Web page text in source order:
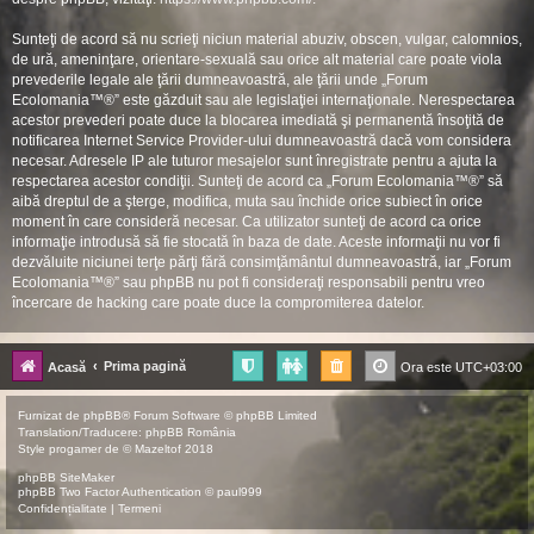
Sunteţi de acord să nu scrieţi niciun material abuziv, obscen, vulgar, calomnios,
de ură, ameninţare, orientare-sexuală sau orice alt material care poate viola
prevederile legale ale ţării dumneavoastră, ale ţării unde „Forum
Ecolomania™®” este găzduit sau ale legislaţiei internaţionale. Nerespectarea
acestor prevederi poate duce la blocarea imediată şi permanentă însoţită de
notificarea Internet Service Provider-ului dumneavoastră dacă vom considera
necesar. Adresele IP ale tuturor mesajelor sunt înregistrate pentru a ajuta la
respectarea acestor condiţii. Sunteţi de acord ca „Forum Ecolomania™®” să
aibă dreptul de a şterge, modifica, muta sau închide orice subiect în orice
moment în care consideră necesar. Ca utilizator sunteţi de acord ca orice
informaţie introdusă să fie stocată în baza de date. Aceste informaţii nu vor fi
dezvăluite niciunei terţe părţi fără consimţământul dumneavoastră, iar „Forum
Ecolomania™®” sau phpBB nu pot fi consideraţi responsabili pentru vreo
încercare de hacking care poate duce la compromiterea datelor.
Acasă Prima pagină Ora esteUTC+03:00
Furnizat de phpBB® Forum Software © phpBB Limited
Translation/Traducere: phpBB România
Style progamer de © Mazeltof 2018
phpBB SiteMaker
phpBB Two Factor Authentication © paul999
Confidențialitate | Termeni